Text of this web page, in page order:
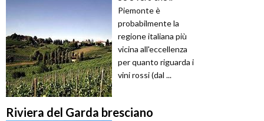
Piemonte è
probabilmente la
regione italiana più
vicina all'eccellenza
per quanto riguarda i
vini rossi (dal ...
Riviera del Garda bresciano